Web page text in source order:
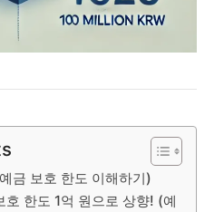
금 보호 한도 이해하기)
한도 1억 원으로 상향! (예